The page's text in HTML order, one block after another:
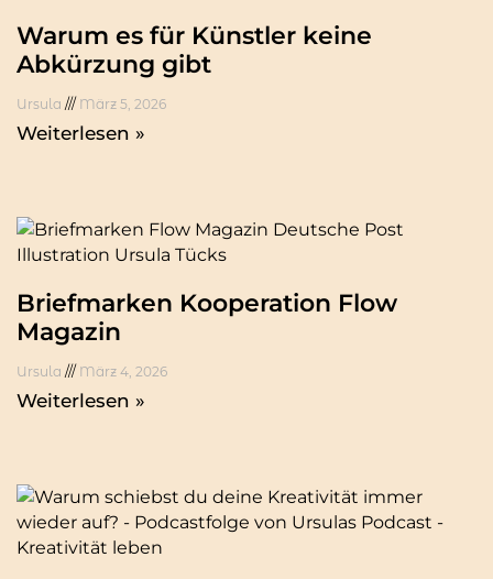
Warum es für Künstler keine
Abkürzung gibt
Ursula März 5, 2026
Weiterlesen »
Briefmarken Kooperation Flow
Magazin
Ursula März 4, 2026
Weiterlesen »